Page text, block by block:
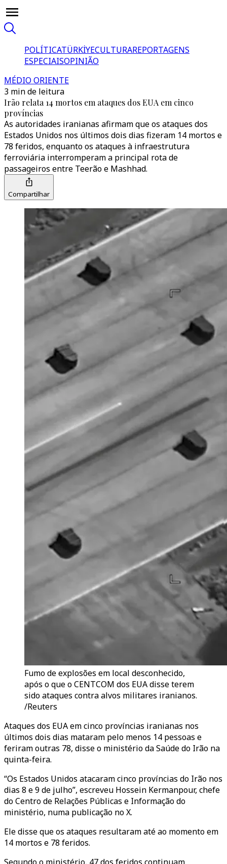
POLÍTICATÜRKİYECULTURAREPORTAGENS
ESPECIAISOPINIÃO
MÉDIO ORIENTE
3 min de leitura
Irão relata 14 mortos em ataques dos EUA em cinco
províncias
As autoridades iranianas afirmam que os ataques dos
Estados Unidos nos últimos dois dias fizeram 14 mortos e
78 feridos, enquanto os ataques à infraestrutura
ferroviária interromperam a principal rota de
passageiros entre Teerão e Mashhad.
Compartilhar
Fumo de explosões em local desconhecido,
após o que o CENTCOM dos EUA disse terem
sido ataques contra alvos militares iranianos.
/Reuters
Ataques dos EUA em cinco províncias iranianas nos
últimos dois dias mataram pelo menos 14 pessoas e
feriram outras 78, disse o ministério da Saúde do Irão na
quinta-feira.
“Os Estados Unidos atacaram cinco províncias do Irão nos
dias 8 e 9 de julho”, escreveu Hossein Kermanpour, chefe
do Centro de Relações Públicas e Informação do
ministério, numa publicação no X.
Ele disse que os ataques resultaram até ao momento em
14 mortos e 78 feridos.